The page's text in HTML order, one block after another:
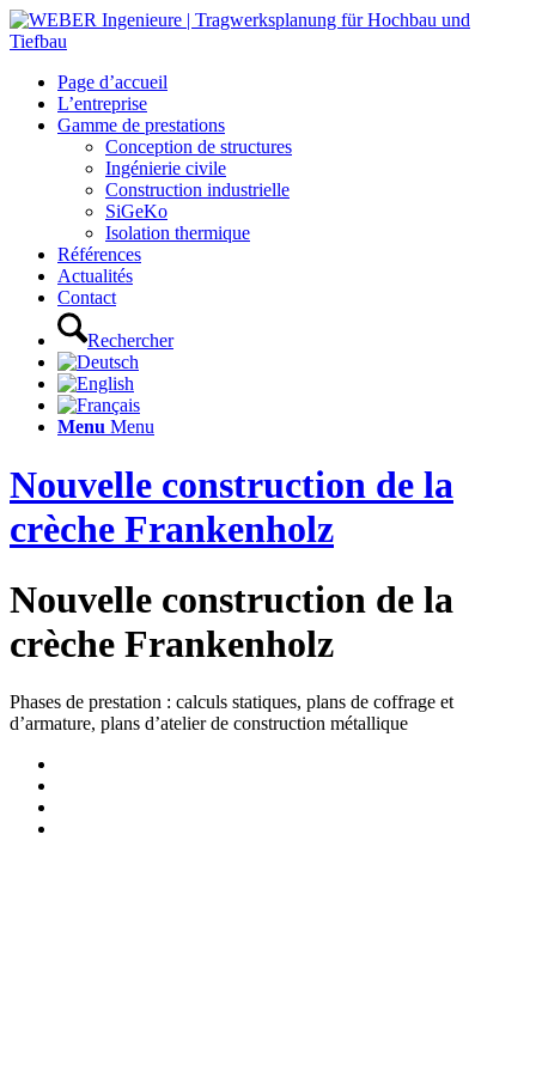
Page d’accueil
L’entreprise
Gamme de prestations
Conception de structures
Ingénierie civile
Construction industrielle
SiGeKo
Isolation thermique
Références
Actualités
Contact
Rechercher
Menu Menu
Nouvelle construction de la
crèche Frankenholz
Nouvelle construction de la
crèche Frankenholz
Phases de prestation : calculs statiques, plans de coffrage et
d’armature, plans d’atelier de construction métallique